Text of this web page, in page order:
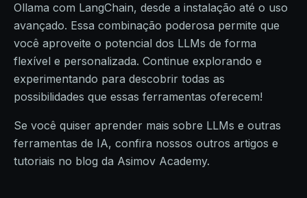
Ollama com LangChain, desde a instalação até o uso
avançado. Essa combinação poderosa permite que
você aproveite o potencial dos LLMs de forma
flexível e personalizada. Continue explorando e
experimentando para descobrir todas as
possibilidades que essas ferramentas oferecem!
Se você quiser aprender mais sobre LLMs e outras
ferramentas de IA, confira nossos outros artigos e
tutoriais no blog da Asimov Academy.